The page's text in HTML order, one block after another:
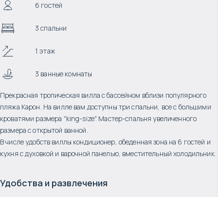
6 гостей
3 спальни
1 этаж
3 ванные комнаты
Прекрасная тропическая вилла с бассейном вблизи популярного
пляжа Карон. На вилле вам доступны три спальни, все с большими
кроватями размера "king-size". Мастер-спальня увеличенного
размера с открытой ванной.
В числе удобств виллы кондиционер, обеденная зона на 6 гостей и
кухня с духовкой и варочной панелью, вместительный холодильник.
Удобства и развлечения